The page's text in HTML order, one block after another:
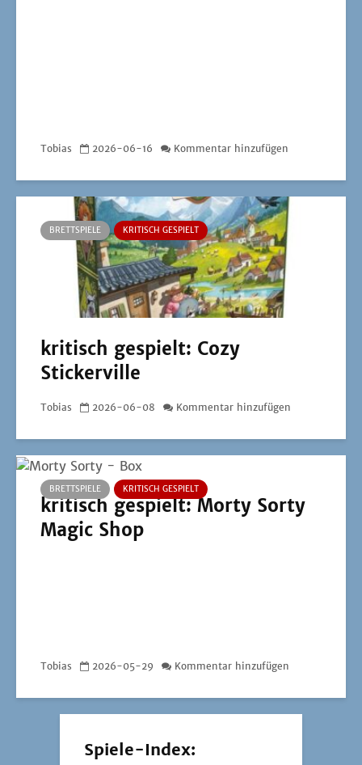
Tobias 2026-06-16 Kommentar hinzufügen
BRETTSPIELE KRITISCH GESPIELT
kritisch gespielt: Cozy
Stickerville
Tobias 2026-06-08 Kommentar hinzufügen
BRETTSPIELE KRITISCH GESPIELT
kritisch gespielt: Morty Sorty
Magic Shop
Tobias 2026-05-29 Kommentar hinzufügen
Spiele-Index: